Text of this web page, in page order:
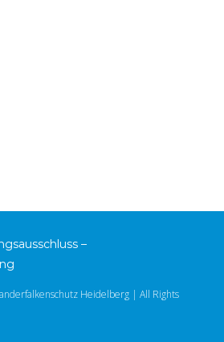
–
Heidelberg | All Rights